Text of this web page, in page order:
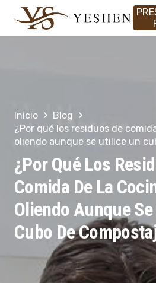
Inicio
Blog
¿Por qué los residuos de
oliendo aunque se utilice un
¿Por Qué Los
Comida De La
Oliendo Aunque
Cubo De